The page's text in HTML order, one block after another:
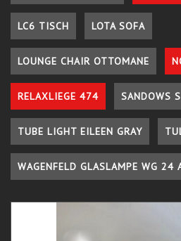
LC6 TISCH LOTA SOFA
LOUNGE CHAIR OTTOMANE
RELAXLIEGE 474 SANDOWS
TUBE LIGHT EILEEN GRAY
WAGENFELD GLASLAMPE WG 24